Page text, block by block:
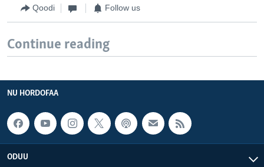
Qoodi Follow us
Continue reading
NU HORDOFAA
ODUU